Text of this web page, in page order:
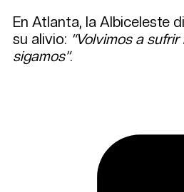
En Atlanta, la Albiceleste
su alivio: “Volvimos a
sigamos”.